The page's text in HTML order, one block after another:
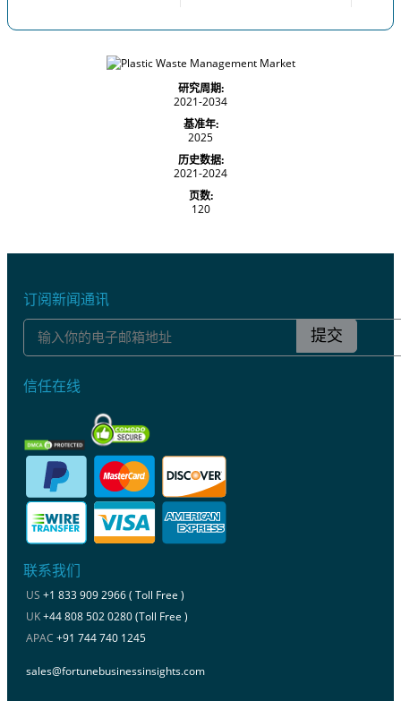
研究周期:
2021-2034
基准年:
2025
历史数据:
2021-2024
页数:
120
订阅新闻通讯
提交
信任在线
联系我们
US +1 833 909 2966 ( Toll Free )
UK+44 808 502 0280 (Toll Free )
APAC +91 744 740 1245
sales@fortunebusinessinsights.com